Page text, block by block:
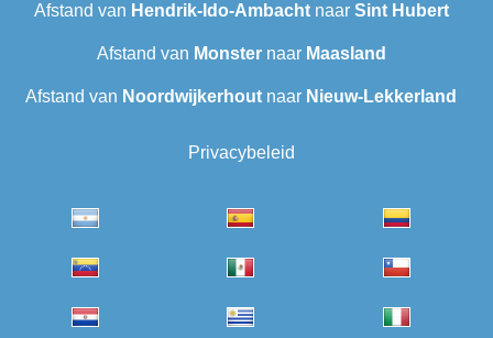
Afstand van Hendrik-Ido-Ambachtnaar Sint Hubert
Afstand van Monsternaar Maasland
Afstand van Noordwijkerhout naar Nieuw-Lekkerland
Privacybeleid